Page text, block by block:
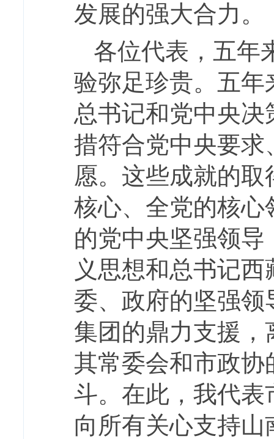
发展的强大合力。
各位代表，五年
验弥足珍贵。五
总书记和党中央
措符合党中央要
愿。这些成就的
核心、全党的核
的党中央坚强领
义思想和总书记
委、政府的坚强
集团的鼎力支援
其常委会和市政
斗。在此，我代表
向所有关心支持